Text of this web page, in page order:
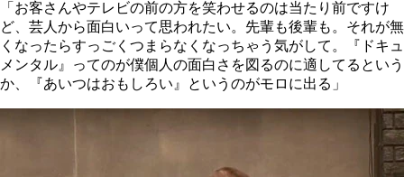
「お客さんやテレビの前の方を笑わせるのは当たり前ですけ
ど、芸人から面白いって思われたい。先輩も後輩も。それが無
くなったらすっごくつまらなくなっちゃう気がして。『ドキュ
メンタル』ってのが僕個人の面白さを図るのに適してるという
か、『あいつはおもしろい』というのがモロに出る」